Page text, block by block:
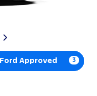
Ford Approved 3